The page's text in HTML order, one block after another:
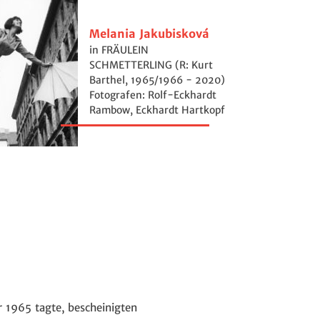
Melania Jakubisková
in FRÄULEIN
SCHMETTERLING (R: Kurt
Barthel, 1965/1966 - 2020)
Fotografen: Rolf-Eckhardt
Rambow, Eckhardt Hartkopf
1965 tagte, bescheinigten